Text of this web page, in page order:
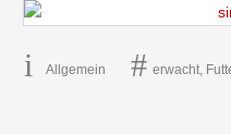
Allgemein erwacht,